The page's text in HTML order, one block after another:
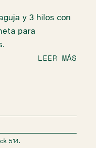
y 3 hilos con
para
LEER MÁS
514.